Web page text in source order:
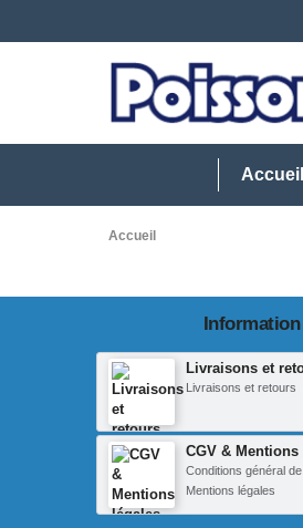
Accueil
Accueil
Information
Livraisons et
Livraisons et retours
CGV & Mentions
Conditions général
Mentions légales